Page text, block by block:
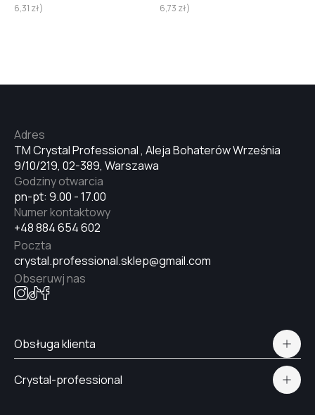
6,31 zł)
6,73 zł)
TM Crystal Professional , Aleja Bohaterów Września
9/10/219, 02-389, Warszawa
Adres
pn-pt: 9.00 - 17.00
Godziny otwarcia
+48 884 654 602
Numer kontaktowy
crystal.professional.sklep@gmail.com
Poczta
Obseruwj nas
Obsługa klienta
Dostawa i płatność
Crystal-professional